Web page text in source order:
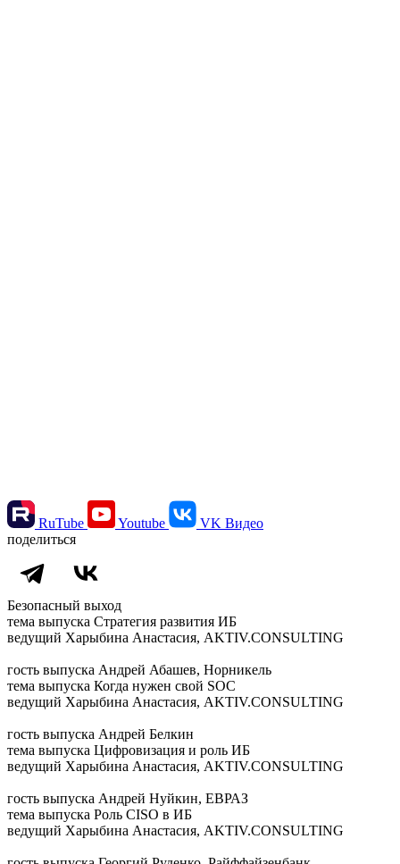
RuTube Youtube
VK Видео
поделиться
Безопасный выход
тема выпуска Стратегия развития ИБ
ведущий Харыбина Анастасия, AKTIV.CONSULTING
гость выпуска Андрей Абашев, Норникель
тема выпуска Когда нужен свой SOC
ведущий Харыбина Анастасия, AKTIV.CONSULTING
гость выпуска Андрей Белкин
тема выпуска Цифровизация и роль ИБ
ведущий Харыбина Анастасия, AKTIV.CONSULTING
гость выпуска Андрей Нуйкин, ЕВРАЗ
тема выпуска Роль CISO в ИБ
ведущий Харыбина Анастасия, AKTIV.CONSULTING